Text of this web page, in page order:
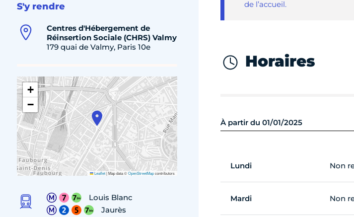
S'y rendre
Centres d'Hébergement de
Réinsertion Sociale (CHRS) Valmy
179 quai de Valmy, Paris 10e
+
−
Leaflet|Map data ©OpenStreetMapcontributors
Louis Blanc
Jaurès
de l’accueil.
Horaires
À partir du 01/01/2025
Lundi Non
Mardi Non